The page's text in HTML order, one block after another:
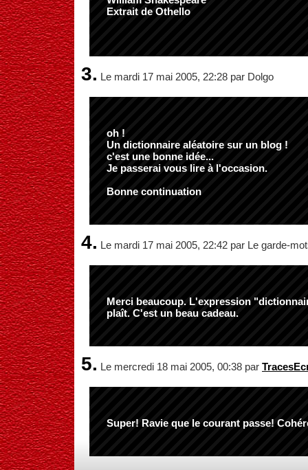
Extrait de Othello
3. Le mardi 17 mai 2005, 22:28 par Dolgo
oh !
Un dictionnaire aléatoire sur un blog !
c'est une bonne idée...
Je passerai vous lire à l'occasion.
Bonne continuation
4. Le mardi 17 mai 2005, 22:42 par Le garde-
Merci beaucoup. L'expression
plaît. C'est un beau cadeau.
5. Le mercredi 18 mai 2005, 00:38 par
Super! Ravie que le courant passe!